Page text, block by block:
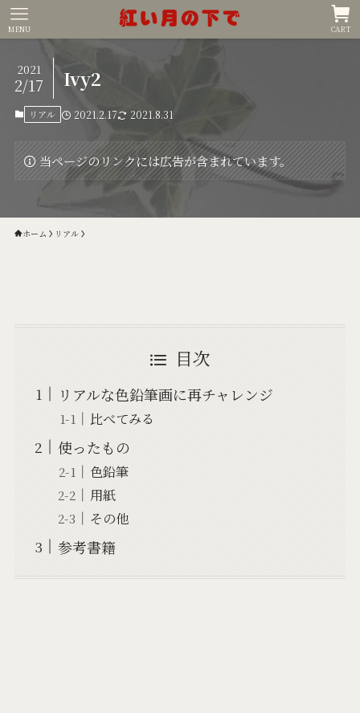
CART
MENU
Ivy2
2021
2/17
リアル 2021.2.17 2021.8.31
当ページのリンクには広告が含まれています。
ホーム リアル
目次
リアルな色鉛筆画に再チャレンジ
比べてみる
使ったもの
色鉛筆
用紙
その他
参考書籍